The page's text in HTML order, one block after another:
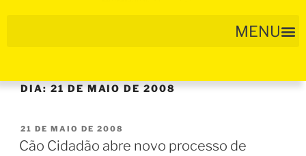
DIA:21 DE MAIO DE 2008
21 DE MAIO DE 2008
Cão Cidadão abre novo processo de